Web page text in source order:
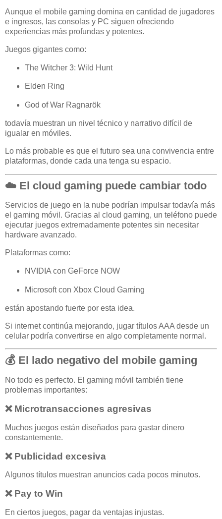
Aunque el mobile gaming domina en cantidad de jugadores
e ingresos, las consolas y PC siguen ofreciendo
experiencias más profundas y potentes.
Juegos gigantes como:
The Witcher 3: Wild Hunt
Elden Ring
God of War Ragnarök
todavía muestran un nivel técnico y narrativo difícil de
igualar en móviles.
Lo más probable es que el futuro sea una convivencia entre
plataformas, donde cada una tenga su espacio.
☁️ El cloud gaming puede cambiar todo
Servicios de juego en la nube podrían impulsar todavía más
el gaming móvil. Gracias al cloud gaming, un teléfono puede
ejecutar juegos extremadamente potentes sin necesitar
hardware avanzado.
Plataformas como:
NVIDIA con GeForce NOW
Microsoft con Xbox Cloud Gaming
están apostando fuerte por esta idea.
Si internet continúa mejorando, jugar títulos AAA desde un
celular podría convertirse en algo completamente normal.
💰 El lado negativo del mobile gaming
No todo es perfecto. El gaming móvil también tiene
problemas importantes:
❌ Microtransacciones agresivas
Muchos juegos están diseñados para gastar dinero
constantemente.
❌ Publicidad excesiva
Algunos títulos muestran anuncios cada pocos minutos.
❌ Pay to Win
En ciertos juegos, pagar da ventajas injustas.